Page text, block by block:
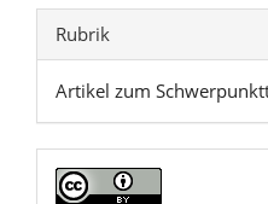
Rubrik
Artikel zum